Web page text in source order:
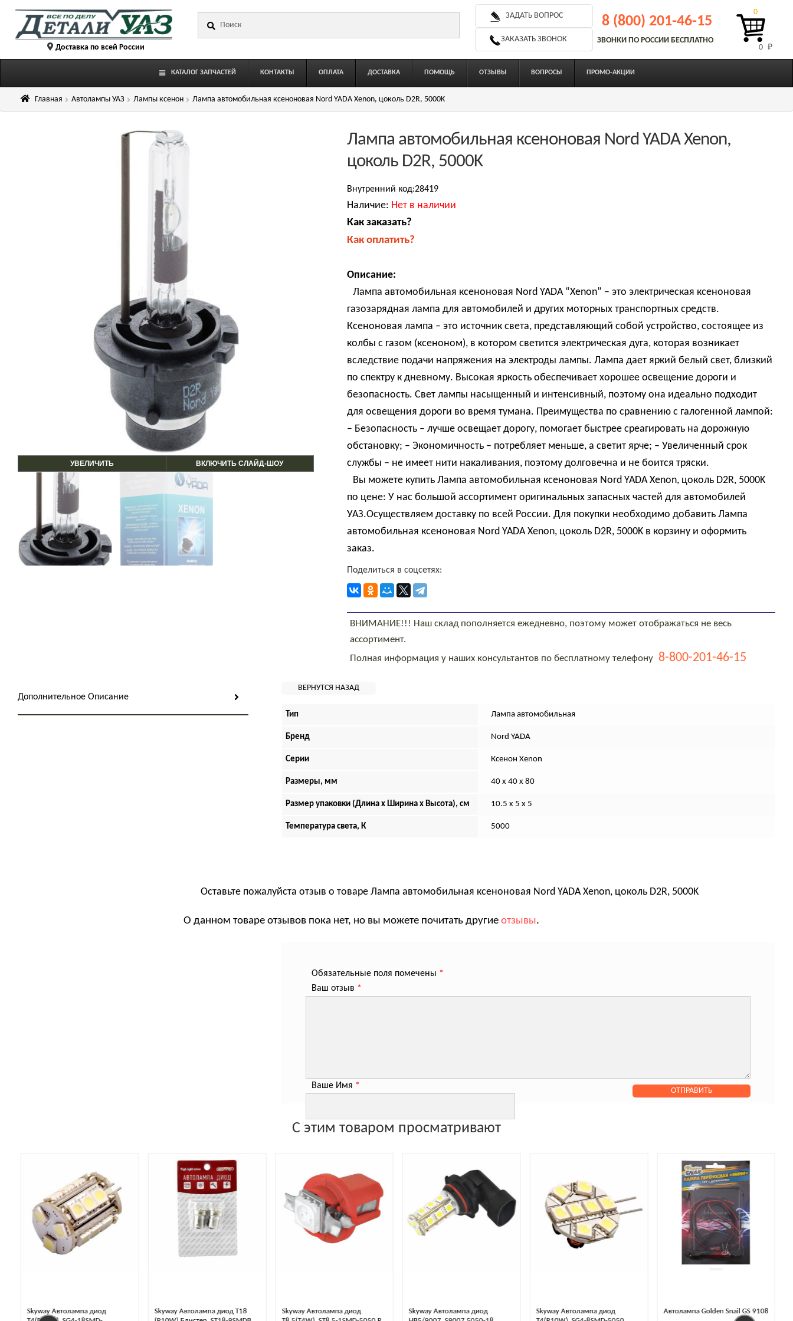
Перейти
Перейти
содержимому Доставка по всей России
ЗАДАТЬ ВОПРОС
ЗАКАЗАТЬ ЗВОНОК
8 (800) 201-46-15
ЗВОНКИ ПО РОССИИ БЕСПЛАТНО
0 ₽
0
КАТАЛОГ ЗАПЧАСТЕЙ КОНТАКТЫ ОПЛАТА ДОСТАВКА ПОМОЩЬ ОТЗЫВЫ ВОПРОСЫ ПРОМО-АКЦИИ
Главная Автолампы УАЗ Лампы ксенон Лампа автомобильная ксеноновая Nord YADA Xenon, цоколь D2R, 5000K
УВЕЛИЧИТЬ ВКЛЮЧИТЬ СЛАЙД-ШОУ
Лампа автомобильная ксеноновая Nord YADA Xenon,
цоколь D2R, 5000K
Внутренний код:28419
Наличие: Нет в наличии
Как заказать?
Как оплатить?
Описание:
Лампа автомобильная ксеноновая Nord YADA “Xenon” – это электрическая ксеноновая
газозарядная лампа для автомобилей и других моторных транспортных средств.
Ксеноновая лампа – это источник света, представляющий собой устройство, состоящее из
колбы с газом (ксеноном), в котором светится электрическая дуга, которая возникает
вследствие подачи напряжения на электроды лампы. Лампа дает яркий белый свет, близкий
по спектру к дневному. Высокая яркость обеспечивает хорошее освещение дороги и
безопасность. Свет лампы насыщенный и интенсивный, поэтому она идеально подходит
для освещения дороги во время тумана. Преимущества по сравнению с галогенной лампой:
– Безопасность – лучше освещает дорогу, помогает быстрее среагировать на дорожную
обстановку; – Экономичность – потребляет меньше, а светит ярче; – Увеличенный срок
службы – не имеет нити накаливания, поэтому долговечна и не боится тряски.
Вы можете купить Лампа автомобильная ксеноновая Nord YADA Xenon, цоколь D2R, 5000K
по цене: У нас большой ассортимент оригинальных запасных частей для автомобилей
УАЗ.Осуществляем доставку по всей России. Для покупки необходимо добавить Лампа
автомобильная ксеноновая Nord YADA Xenon, цоколь D2R, 5000K в корзину и оформить
заказ.
Поделиться в соцсетях:
ВНИМАНИЕ!!! Наш склад пополняется ежедневно, поэтому может отображаться не весь
ассортимент.
Полная информация у наших консультантов по бесплатному телефону 8-800-201-46-15
Дополнительное Описание
Тип Лампа автомобильная
Бренд Nord YADA
Серии Ксенон Xenon
Размеры, мм 40 х 40 х 80
Размер упаковки (Длина х Ширина х Высота), см 10.5 x 5 x 5
Температура света, К 5000
Оставьте пожалуйста отзыв о товаре Лампа автомобильная ксеноновая Nord YADA Xenon, цоколь D2R, 5000K
О данном товаре отзывов пока нет, но вы можете почитать другие отзывы.
Обязательные поля помечены *
Ваш отзыв *
Ваше Имя *
С этим товаром просматривают
Skyway Автолампа диод T18
Skyway Автолампа диод
Skyway Автолампа диод
Skyway Автолампа диод
Автолампа Golden Snail GS 9108
Галогеновые лампы MTF light